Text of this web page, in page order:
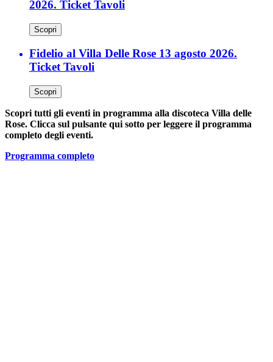
2026. Ticket Tavoli
Scopri
Fidelio al Villa Delle Rose 13 agosto 2026.
Ticket Tavoli
Scopri
Scopri tutti gli eventi in programma alla discoteca Villa delle
Rose. Clicca sul pulsante qui sotto per leggere il programma
completo degli eventi.
Programma completo